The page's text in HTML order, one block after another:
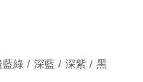
綠 / 深藍 / 深紫 / 黑